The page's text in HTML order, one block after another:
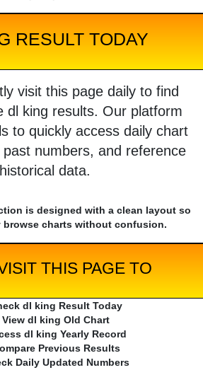
RESULT TODAY
visit this page daily to find
dl king results. Our platform
to quickly access daily chart
numbers, and reference
historical data.
is designed with a clean layout so
browse charts without confusion.
THIS PAGE TO
dl king Result Today
View dl king Old Chart
dl king Yearly Record
Previous Results
Daily Updated Numbers